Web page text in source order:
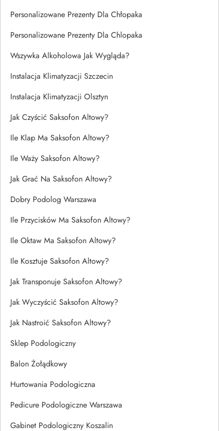
Personalizowane Prezenty Dla Chłopaka
Personalizowane Prezenty Dla Chlopaka
Wszywka Alkoholowa Jak Wygląda?
Instalacja Klimatyzacji Szczecin
Instalacja Klimatyzacji Olsztyn
Jak Czyścić Saksofon Altowy?
Ile Klap Ma Saksofon Altowy?
Ile Waży Saksofon Altowy?
Jak Grać Na Saksofon Altowy?
Dobry Podolog Warszawa
Ile Przycisków Ma Saksofon Altowy?
Ile Oktaw Ma Saksofon Altowy?
Ile Kosztuje Saksofon Altowy?
Jak Transponuje Saksofon Altowy?
Jak Wyczyścić Saksofon Altowy?
Jak Nastroić Saksofon Altowy?
Sklep Podologiczny
Balon Żołądkowy
Hurtowania Podologiczna
Pedicure Podologiczne Warszawa
Gabinet Podologiczny Koszalin